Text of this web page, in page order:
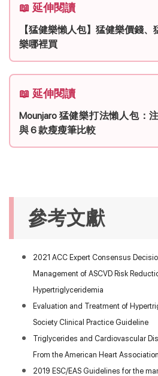
📖 延伸閱讀
【猛健樂懶人包】猛健樂價錢
樂哪裡買
📖 延伸閱讀
Mounjaro 猛健樂打法懶人包：
與 6 款瘦瘦筆比較
參考文獻
2021 ACC Expert Consensus
Management of ASCVD Risk
Hypertriglyceridemia
Evaluation and Treatment of
Society Clinical Practice Guideline
Triglycerides and Cardiovascular
From the American Heart Association
2019 ESC/EAS Guidelines for the